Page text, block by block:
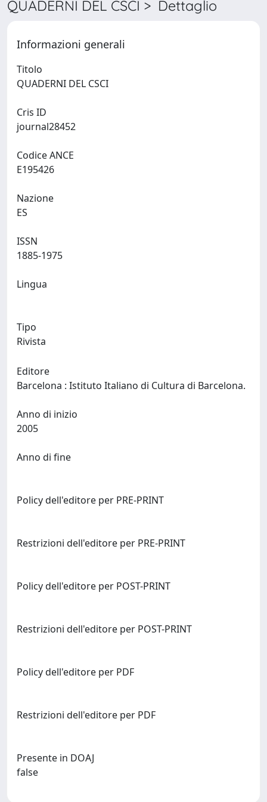
QUADERNI DEL CSCI > Dettaglio
Informazioni generali
Titolo
Cris ID
Codice ANCE
Nazione
ISSN
Lingua
Tipo
Rivista
Editore
Anno di inizio
Anno di fine
Policy dell'editore per PRE-PRINT
Restrizioni dell'editore per PRE-PRINT
Policy dell'editore per POST-PRINT
Restrizioni dell'editore per POST-PRINT
Policy dell'editore per PDF
Restrizioni dell'editore per PDF
Presente in DOAJ